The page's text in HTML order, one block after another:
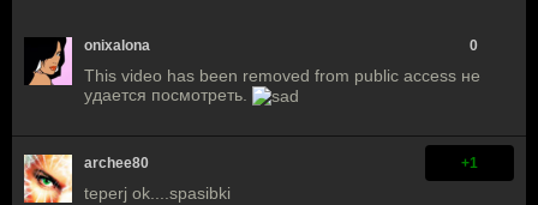
onixalona 0
This video has been removed from public access не
удается посмотреть.
archee80 +1
teperj ok....spasibki